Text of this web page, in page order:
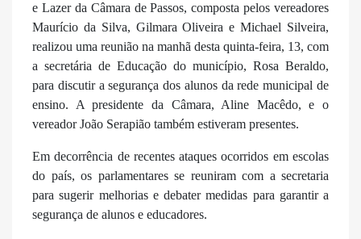
e Lazer da Câmara de Passos, composta pelos vereadores
Maurício da Silva, Gilmara Oliveira e Michael Silveira,
realizou uma reunião na manhã desta quinta-feira, 13, com
a secretária de Educação do município, Rosa Beraldo,
para discutir a segurança dos alunos da rede municipal de
ensino. A presidente da Câmara, Aline Macêdo, e o
vereador João Serapião também estiveram presentes.
Em decorrência de recentes ataques ocorridos em escolas
do país, os parlamentares se reuniram com a secretaria
para sugerir melhorias e debater medidas para garantir a
segurança de alunos e educadores.